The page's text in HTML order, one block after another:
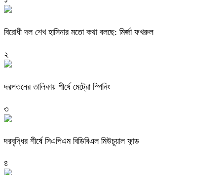
বিরোধী দল শেখ হাসিনার মতো কথা বলছে: মির্জা ফখরুল
২
দরপতনের তালিকায় শীর্ষে মেট্রো স্পিনিং
৩
দরবৃদ্ধির শীর্ষে সিএপিএম বিডিবিএল মিউচুয়াল ফান্ড
৪